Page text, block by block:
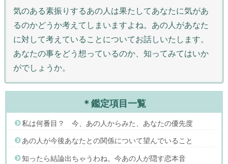
気のある素振りするあの人は果たしてあなたに気があ
るのかどうか考えてしまいますよね。あの人があなた
に対して考えていることについてお話しいたします。
あなたの事をどう想っているのか、知ってみてはいか
がでしょうか。
＊鑑定項目一覧
私は何番目？ 今、あの人からみた、あなたの優先度
あの人が今後あなたとの関係について望んでいること
知ったら結論出ちゃうわね。今あの人が隠す恋本音